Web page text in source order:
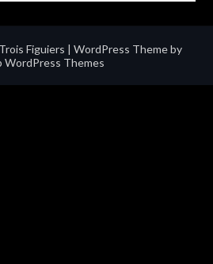
Figuiers | WordPress Theme by
WordPress Themes